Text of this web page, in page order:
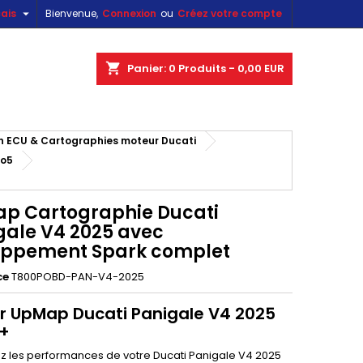
Bienvenue, Connexion ou Créez votre compte

shopping_cart Panier: 0 Produits - 0,00 EUR
ECU & Cartographies moteur Ducati
Cartographie Ducati
V4 2025 avec
Spark complet
T800POBD-PAN-V4-2025
UpMap Ducati Panigale V4 2025
les performances de votre Ducati Panigale V4 2025